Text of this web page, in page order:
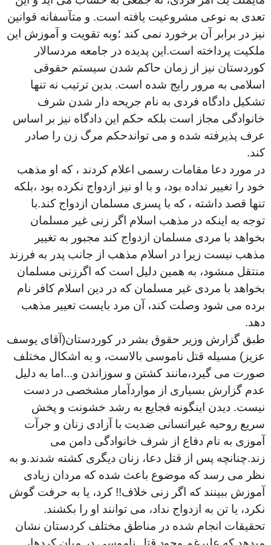
تعدى به نوعى مشروعيت يافته است. و متآسفانه قوانين
نيز در برابر آن برخورد نمی کند ؛وبە تقويت و آموزش اين
ملكيت پرداخته است.اين پديده در جامعه مردسالار
کوردستان نيز از زمان حاكم شدن سيستم حقوقى
اسلامى به مرور رايج شده است. بدين ترتيب نه تنها
تشكيل دادگاه فردى به نام جريحه دار شدن شرف
خانوادگى مجاز است بلكه حكم اين دادگاه نيز بر اساس
عرف پذيرفته شده و مى تواندحكم مرگ زن را صادر
كند.
در مورد دعا مقامات رسمى اعلام كردند ، كه او مذهب
خود را تغيير نداده بود، و با او نيز ازدواج نكرده بود ،بلكه
تنها قصد داشته ، كه با پسرى مسلمان ازدواج كند.با
توجه به اينكه در مذهب اسلام اگر زنى غير مسلمان
بخواهد با مردى مسلمان ازدواج كند مجبور به تغيير
مذهب نيست زيرا در اسلام مذهب از جانب پدر به فرزند
منتقل مىشود، به همين دليل است كه اگرزنى مسلمان
بخواهد با مردى غير مسلمان كه در دين اسلام كافر نام
برده مى شود وصلت كند، آن مرد بايست تعيير مذهب
دهد.
طبق گزارش وزير حقوق بشر در كوردستان(آقاى يوسف
عزيز) مسيله قتل ناموسى بالاست، و به اشكال مختلف
صورت مى گيرد،مانند كشتن و سوزاندن و...اما به دليل
عدم گزارش بسيارى از مواردآمار مشخصى در دست
نيست. ديدن اينگونه فجايع به رشد خشونت و پخش
سريع روحيه غيرانسانى ضديت با آزادى زنان و جرآت
آموزى به نام دفاع از شرف خانوادگى دامن مى
زند.چنانچه پس از قتل دعا، زنان ديگرى كشته شدند.و به
نظر مى رسد كه موضوع باعث شده كه مردان زيادى
آموزش ببينند كه اگر زنى خلاف!! كرد، يا به حرفت گوش
نكرد، يا تن به ازدواج نداد، مى توانند او را بكشند.
تحقيقات انجام شده در مناطق مختلف كردستان نشان